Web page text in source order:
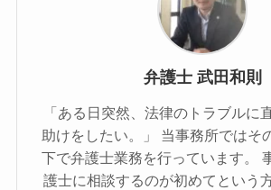
弁護士 武田和則
「ある日突然、法律のトラブルに
助けをしたい。」 当事務所ではそ
下で弁護士業務を行っています。
護士に相談するのが初めてという